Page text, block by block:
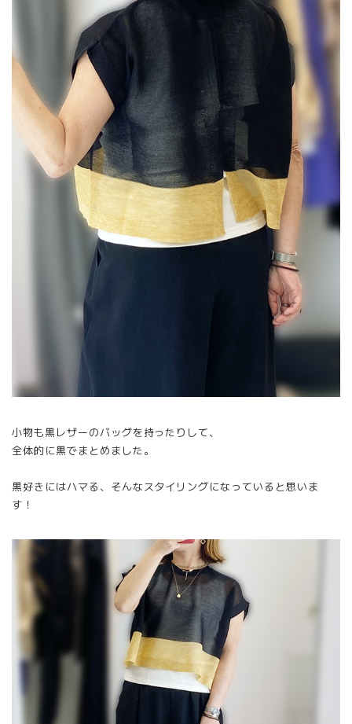
小物も黒レザーのバッグを持ったりして、
全体的に黒でまとめました。
黒好きにはハマる、そんなスタイリングになっていると思いま
す！